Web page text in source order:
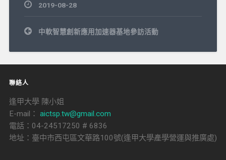
2019-08-28
文
章
覽
中軟智慧創新應用加速器基地參訪活動
聯絡人
逢甲大學 陳小姐
E-mail： aictsp.tw@gmail.com
電話：04-24517250 # 6836
地址：臺中市西屯區文華路100號(逢甲大學產學營運與推廣處)